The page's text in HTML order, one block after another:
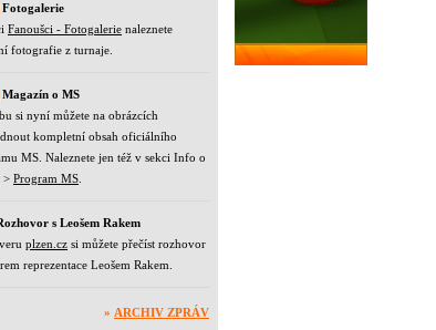
Fotogalerie
Fanoušci - Fotogalerie naleznete
fotografie z turnaje.
Magazín o MS
si nyní můžete na obrázcích
kompletní obsah oficiálního
MS. Naleznete jen též v sekci Info o
> Program MS
s Leošem Rakem
plzen.cz si můžete přečíst rozhovor
reprezentace Leošem Rakem.
» ARCHIV ZPRÁV